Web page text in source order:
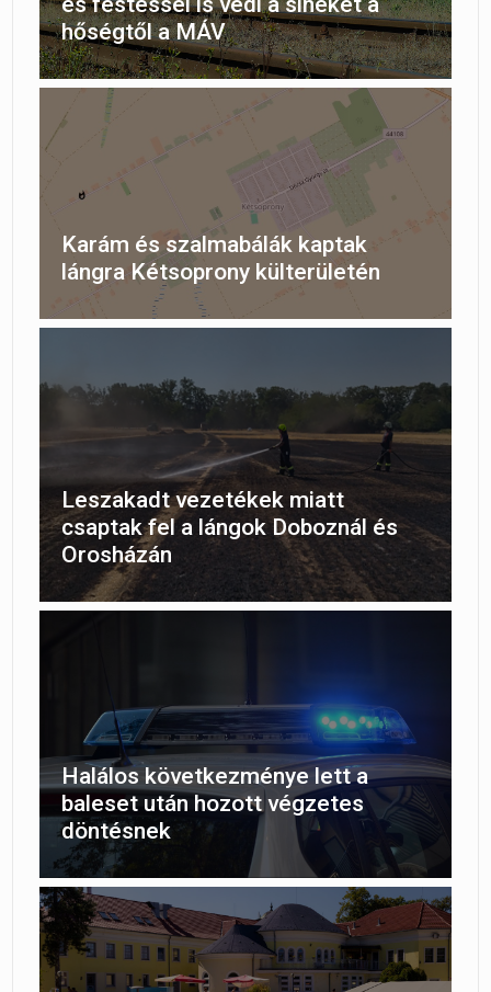
hőségtől a MÁV
Karám és szalmabálák kaptak
lángra Kétsoprony külterületén
Leszakadt vezetékek miatt
csaptak fel a lángok Doboznál és
Orosházán
Halálos következménye lett a
baleset után hozott végzetes
döntésnek